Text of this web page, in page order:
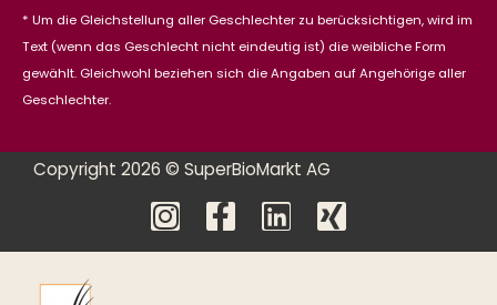
* Um die Gleichstellung aller Geschlechter zu berücksichtigen, wird im
Text (wenn das Geschlecht nicht eindeutig ist) die weibliche Form
gewählt. Gleichwohl beziehen sich die Angaben auf Angehörige aller
Geschlechter.
Copyright 2026 © SuperBioMarkt AG